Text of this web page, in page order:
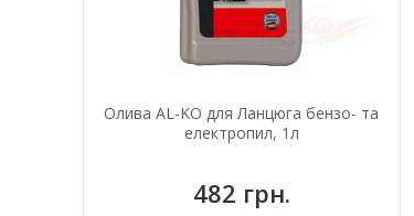
Олива AL-KO для Ланцюга бензо- та
електропил, 1л
482 грн.